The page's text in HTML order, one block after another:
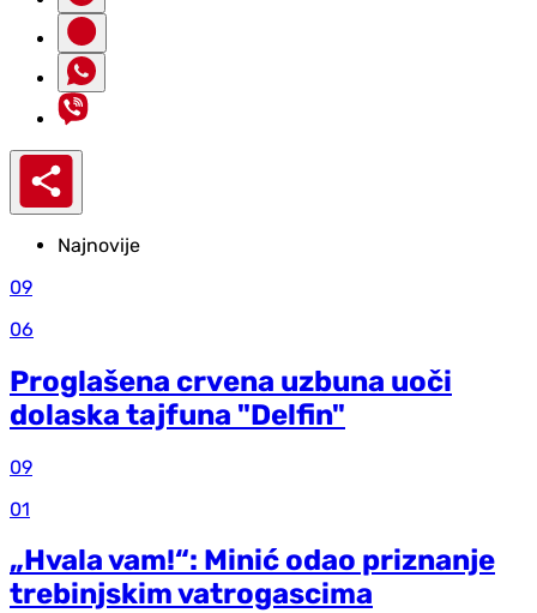
Najnovije
09
06
Proglašena crvena uzbuna uoči
dolaska tajfuna "Delfin"
09
01
„Hvala vam!“: Minić odao priznanje
trebinjskim vatrogascima